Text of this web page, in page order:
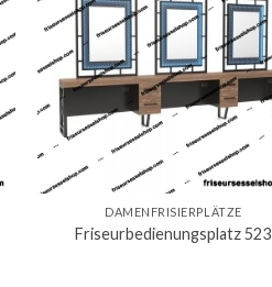
DAMENFRISIERPLÄTZE
Friseurbedienungsplatz 523